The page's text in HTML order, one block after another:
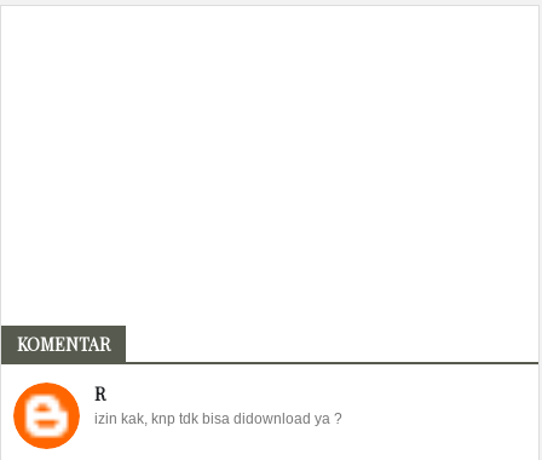
KOMENTAR
R
izin kak, knp tdk bisa didownload ya ?